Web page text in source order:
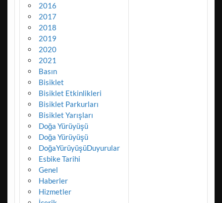
2016
2017
2018
2019
2020
2021
Basın
Bisiklet
Bisiklet Etkinlikleri
Bisiklet Parkurları
Bisiklet Yarışları
Doğa Yürüyüşü
Doğa Yürüyüşü
DoğaYürüyüşüDuyurular
Esbike Tarihi
Genel
Haberler
Hizmetler